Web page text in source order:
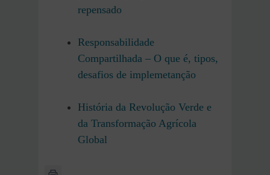
repensado
Responsabilidade
Compartilhada – O que é, tipos,
desafios de implemetanção
História da Revolução Verde e
da Transformação Agrícola
Global